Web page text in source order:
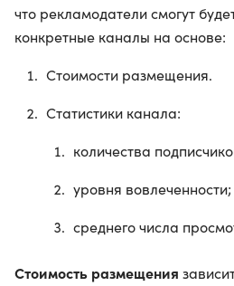
что рекламодатели смогут
конкретные каналы на основе:
Стоимости размещения.
Статистики канала:
количества
уровня вовлеченности;
среднего числа
Стоимость размещения